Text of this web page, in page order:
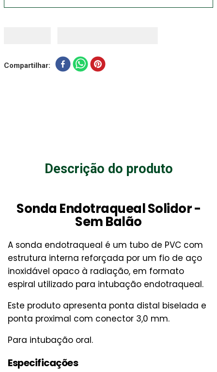
Compartilhar
Descrição do produto
Sonda Endotraqueal Solidor -
Sem Balão
A sonda endotraqueal é um tubo de PVC com
estrutura interna reforçada por um fio de aço
inoxidável opaco à radiação, em formato
espiral utilizado para intubação endotraqueal.
Este produto apresenta ponta distal biselada e
ponta proximal com conector 3,0 mm.
Para intubação oral.
Especificações